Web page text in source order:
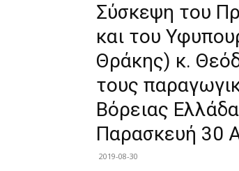
Σύσκεψη του
και του
Θράκης) κ.
τους
Βόρειας
Παρασκευή 30
2019-08-30